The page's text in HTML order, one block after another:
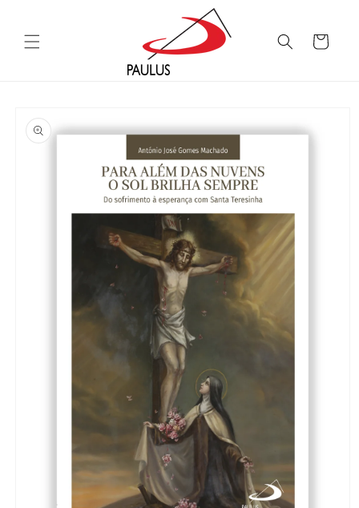
conteúdo
Carrinho
informação
do produto